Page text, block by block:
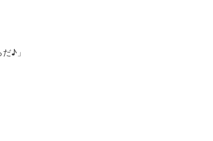
♪」